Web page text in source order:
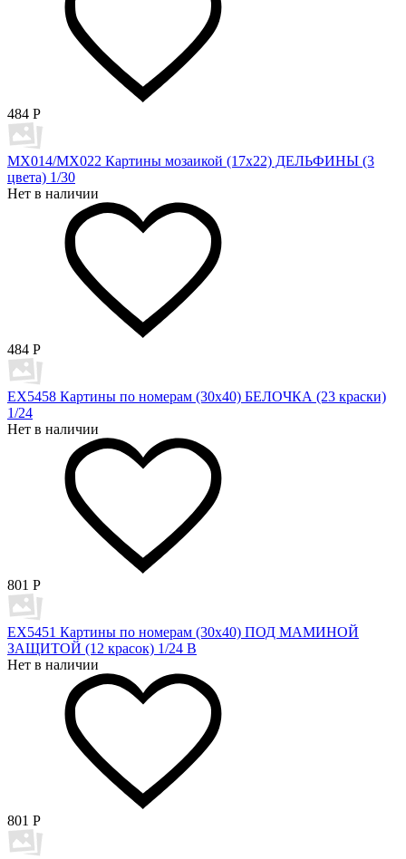
484 Р
MX014/MX022 Картины мозаикой (17х22) ДЕЛЬФИНЫ (3
цвета) 1/30
Нет в наличии
484 Р
EX5458 Картины по номерам (30х40) БЕЛОЧКА (23 краски)
1/24
Нет в наличии
801 Р
EX5451 Картины по номерам (30х40) ПОД МАМИНОЙ
ЗАЩИТОЙ (12 красок) 1/24 В
Нет в наличии
801 Р